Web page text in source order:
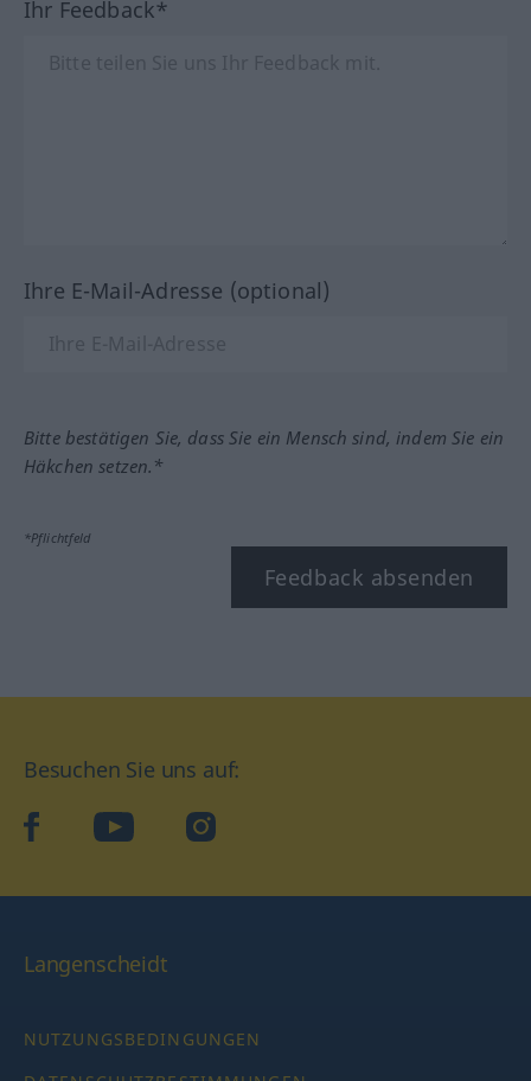
Ihr Feedback*
Ihre E-Mail-Adresse (optional)
Bitte bestätigen Sie, dass Sie ein Mensch sind, indem Sie ein
Häkchen setzen.*
*Pflichtfeld
Feedback absenden
Besuchen Sie uns auf:
facebookYouTube Instagram
Langenscheidt
NUTZUNGSBEDINGUNGEN